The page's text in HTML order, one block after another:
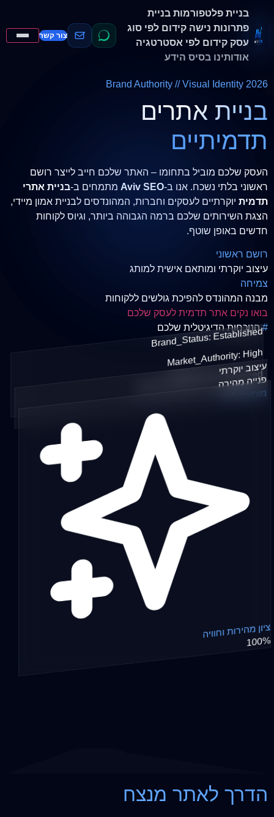
בניית פלטפורמות בניית
פתרונות נישה קידום לפי סוג
עסק קידום לפי אסטרטגיה
אודותינו בסיס הידע
צור קשר
Brand Authority // Visual Identity 2026
בניית אתרים
תדמיתיים
העסק שלכם מוביל בתחומו – האתר שלכם חייב לייצר רושם
ראשוני בלתי נשכח. אנו ב-Aviv SEO מתמחים ב-בניית אתרי
תדמית יוקרתיים לעסקים וחברות, המהונדסים לבניית אמון מיידי,
הצגת השירותים שלכם ברמה הגבוהה ביותר, וגיוס לקוחות
חדשים באופן שוטף.
רושם ראשוני
עיצוב יוקרתי ומותאם אישית למותג
צמיחה
מבנה המהונדס להפיכת גולשים ללקוחות
בואו נקים אתר תדמית לעסק שלכם
#הנוכחות הדיגיטלית שלכם
Brand_Status: Established
Market_Authority: High
User_Engagement: Optimized
עיצוב יוקרתי
פנייה מהירה
מותאם לנייד
ציון מהירות וחוויה
100%
הדרך לאתר מנצח